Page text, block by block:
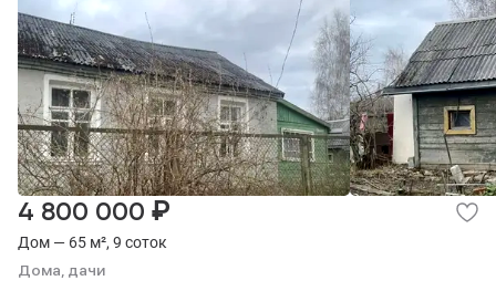
Дом — 65 м², 9 соток
Дома, дачи
4 800 000 ₽